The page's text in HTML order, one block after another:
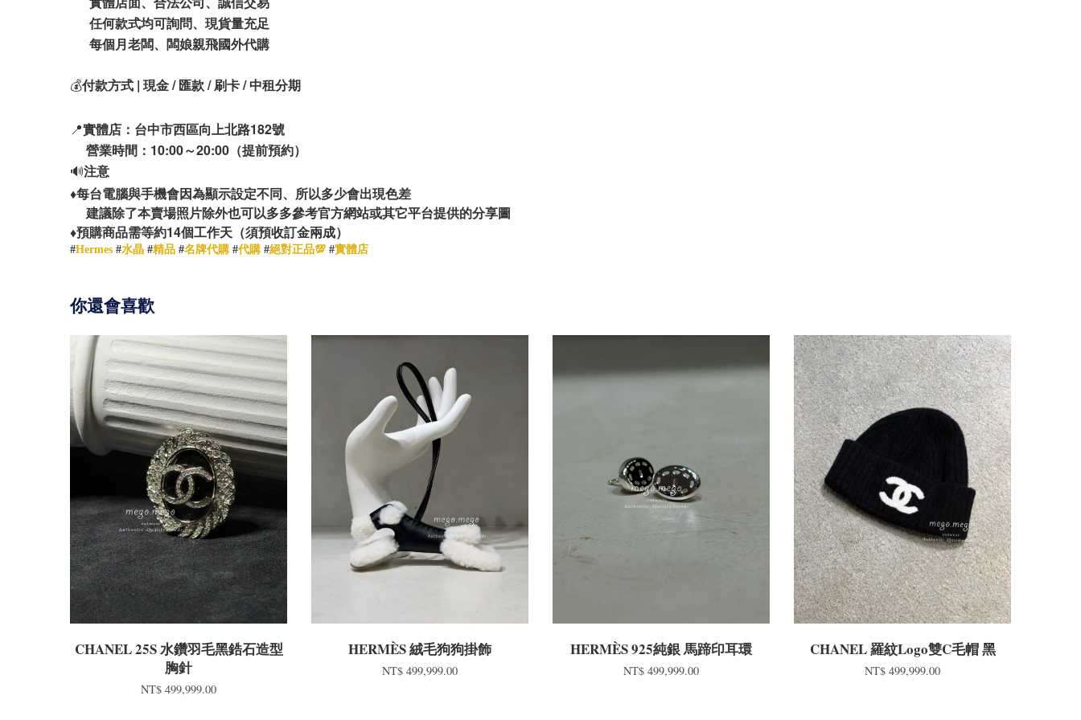
任何款式均可詢問、現貨量充足
每個月老闆、闆娘親飛國外代購
💰付款方式 | 現金 / 匯款 / 刷卡 / 中租分期
📍實體店：台中市西區向上北路182號
營業時間：10:00～20:00（提前預約）
🔊注意
♦️每台電腦與手機會因為顯示設定不同、所以多少會出現色差
建議除了本賣場照片除外也可以多多參考官方網站或其它平台提供的分享圖
♦️預購商品需等約14個工作天（須預收訂金兩成）
#Hermes #水晶 #精品 #名牌代購 #代購 #絕對正品💯 #實體店
你還會喜歡
CHANEL 25S 水鑽羽毛黑鋯石造型
胸針
NT$ 499,999.00
HERMÈS 絨毛狗狗掛飾
NT$ 499,999.00
HERMÈS 925純銀 馬蹄印耳環
NT$ 499,999.00
CHANEL 羅紋Logo雙C毛帽 黑
NT$ 499,999.00